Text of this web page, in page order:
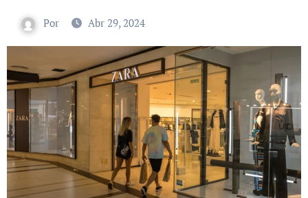
Por Abr 29, 2024